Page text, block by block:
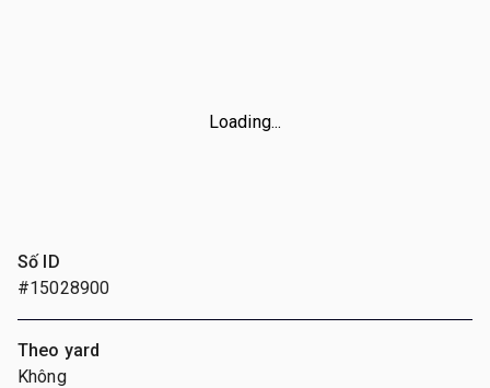
Loading...
Số ID
#15028900
Theo yard
Không